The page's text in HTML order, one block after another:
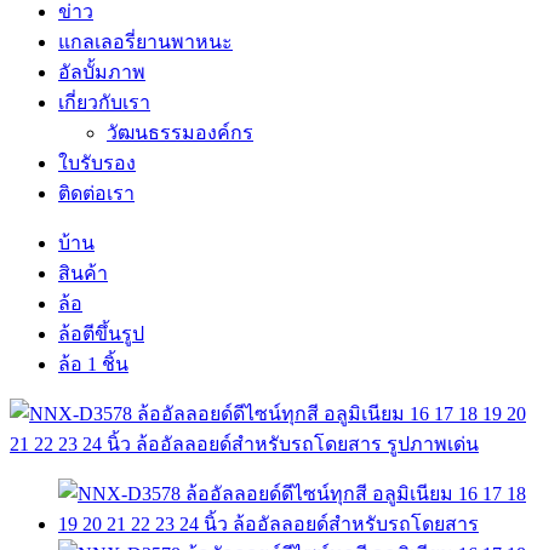
ข่าว
แกลเลอรี่ยานพาหนะ
อัลบั้มภาพ
เกี่ยวกับเรา
วัฒนธรรมองค์กร
ใบรับรอง
ติดต่อเรา
บ้าน
สินค้า
ล้อ
ล้อตีขึ้นรูป
ล้อ 1 ชิ้น